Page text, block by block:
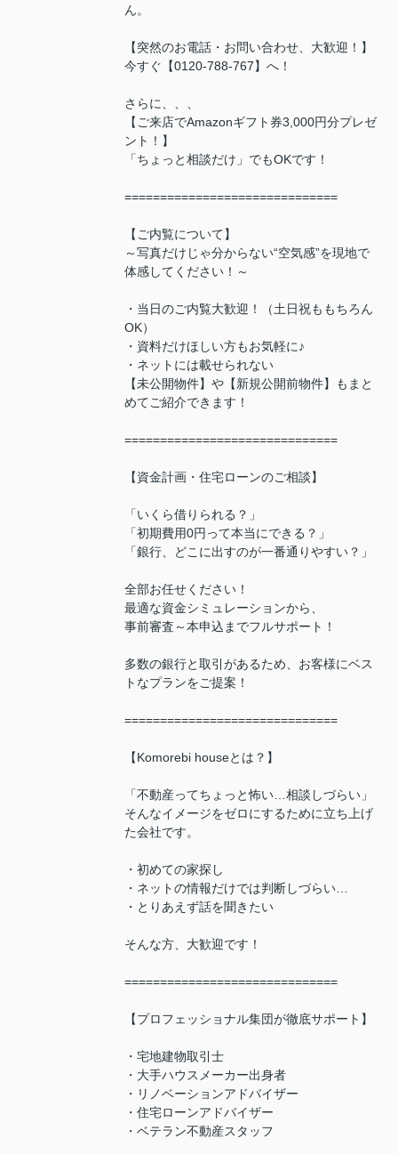
ん。
【突然のお電話・お問い合わせ、大歓迎！】
今すぐ【0120-788-767】へ！
さらに、、、
【ご来店でAmazonギフト券3,000円分プレゼ
ント！】
「ちょっと相談だけ」でもOKです！
==============================
【ご内覧について】
～写真だけじゃ分からない“空気感”を現地で
体感してください！～
・当日のご内覧大歓迎！（土日祝ももちろん
OK）
・資料だけほしい方もお気軽に♪
・ネットには載せられない
【未公開物件】や【新規公開前物件】もまと
めてご紹介できます！
==============================
【資金計画・住宅ローンのご相談】
「いくら借りられる？」
「初期費用0円って本当にできる？」
「銀行、どこに出すのが一番通りやすい？」
全部お任せください！
最適な資金シミュレーションから、
事前審査～本申込までフルサポート！
多数の銀行と取引があるため、お客様にベス
トなプランをご提案！
==============================
【Komorebi houseとは？】
「不動産ってちょっと怖い…相談しづらい」
そんなイメージをゼロにするために立ち上げ
た会社です。
・初めての家探し
・ネットの情報だけでは判断しづらい…
・とりあえず話を聞きたい
そんな方、大歓迎です！
==============================
【プロフェッショナル集団が徹底サポート】
・宅地建物取引士
・大手ハウスメーカー出身者
・リノベーションアドバイザー
・住宅ローンアドバイザー
・ベテラン不動産スタッフ